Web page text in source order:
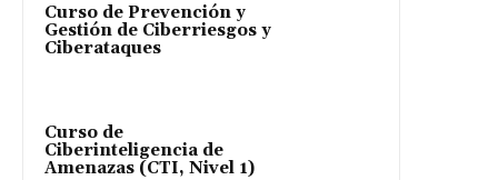
Curso de Prevención y
Gestión de Ciberriesgos y
Ciberataques
Curso de
Ciberinteligencia de
Amenazas (CTI, Nivel 1)